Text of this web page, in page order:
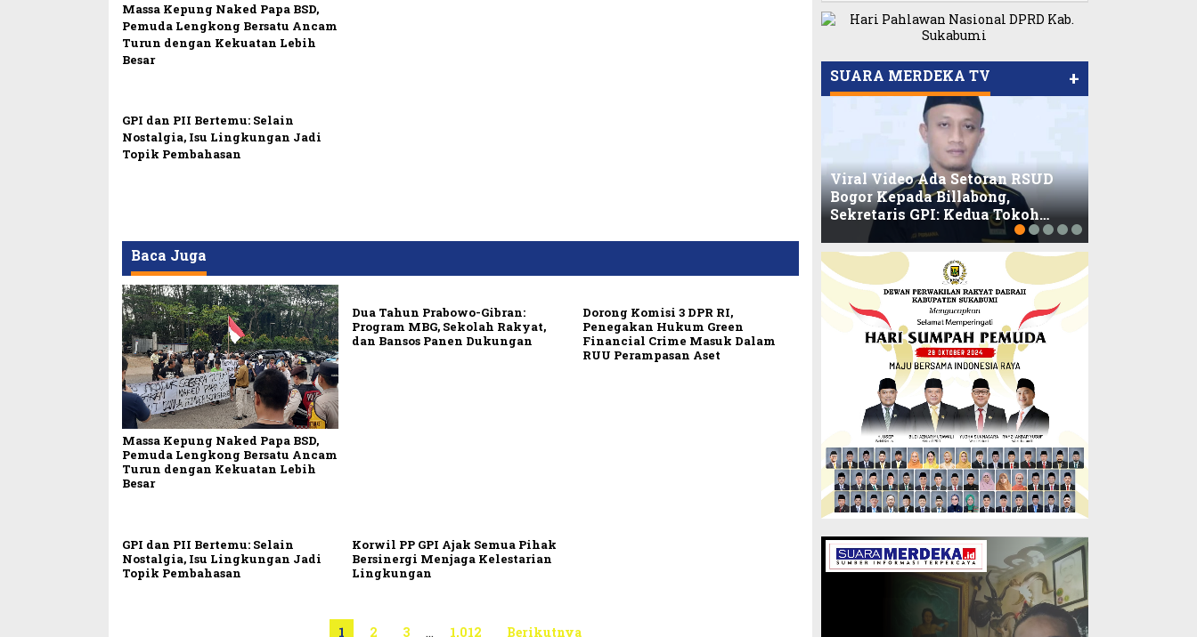
Massa Kepung Naked Papa BSD,
Pemuda Lengkong Bersatu Ancam
Turun dengan Kekuatan Lebih
Besar
GPI dan PII Bertemu: Selain
Nostalgia, Isu Lingkungan Jadi
Topik Pembahasan
Baca Juga
Massa Kepung Naked Papa BSD,
Pemuda Lengkong Bersatu Ancam
Turun dengan Kekuatan Lebih
Besar
Dua Tahun Prabowo-Gibran:
Program MBG, Sekolah Rakyat,
dan Bansos Panen Dukungan
Dorong Komisi 3 DPR RI,
Penegakan Hukum Green
Financial Crime Masuk Dalam
RUU Perampasan Aset
GPI dan PII Bertemu: Selain
Nostalgia, Isu Lingkungan Jadi
Topik Pembahasan
Korwil PP GPI Ajak Semua Pihak
Bersinergi Menjaga Kelestarian
Lingkungan
1 2 3 … 1,012 Berikutnya
SUARA MERDEKA TV +
Viral Video Ada Setoran RSUD
Bogor Kepada Billabong,
Sekretaris GPI: Kedua Tokoh…